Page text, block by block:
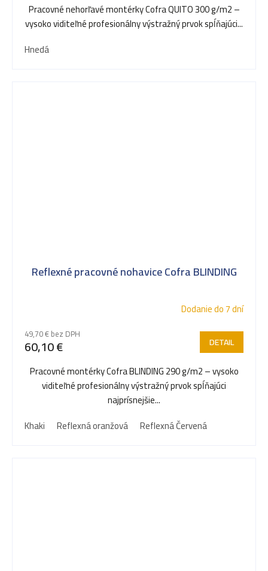
Pracovné nehorľavé montérky Cofra QUITO 300 g/m2 –
vysoko viditeľné profesionálny výstražný prvok spĺňajúci...
Hnedá
Reflexné pracovné nohavice Cofra BLINDING
Dodanie do 7 dní
49,70 € bez DPH
60,10 € DETAIL
Pracovné montérky Cofra BLINDING 290 g/m2 – vysoko
viditeľné profesionálny výstražný prvok spĺňajúci
najprísnejšie...
Khaki
Reflexná oranžová Reflexná Červená